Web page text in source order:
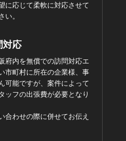
に応じて柔軟に対応させて
い。
対応
府内を無償での訪問対応エ
市町村に所在の企業様、事
可能ですが、案件によって
ッフの出張費が必要となり
合わせの際に併せてお伝え